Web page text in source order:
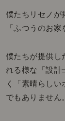
僕たちリセノが
「ふつうのお
僕たちが提供し
れる様な「設計
く「素晴らしい
でもありません